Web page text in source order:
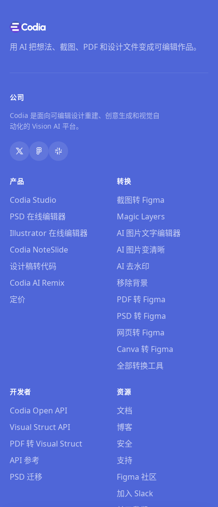
用 AI 把想法、截图、PDF 和设计文件变成可编辑作品。
公司
Codia 是面向可编辑设计重建、创意生成和视觉自
动化的 Vision AI 平台。
产品
Codia Studio
PSD 在线编辑器
Illustrator 在线编辑器
Codia NoteSlide
设计稿转代码
Codia AI Remix
定价
转换
截图转 Figma
Magic Layers
AI 图片文字编辑器
AI 图片变清晰
AI 去水印
移除背景
PDF 转 Figma
PSD 转 Figma
网页转 Figma
Canva 转 Figma
全部转换工具
开发者
Codia Open API
Visual Struct API
PDF 转 Visual Struct
API 参考
PSD 迁移
资源
文档
博客
安全
支持
Figma 社区
加入 Slack